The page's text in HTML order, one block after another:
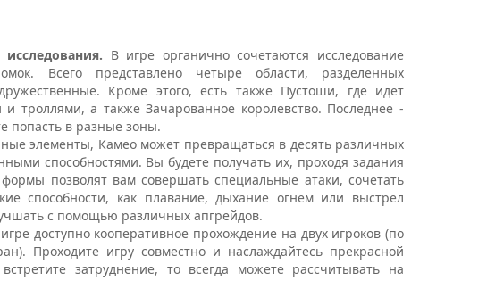
В игре органично сочетаются исследование
Всего представлено четыре области, разделенных
Кроме этого, есть также Пустоши, где идет
троллями, а также Зачарованное королевство. Последнее -
попасть в разные зоны.
элементы, Камео может превращаться в десять различных
способностями. Вы будете получать их, проходя задания
позволят вам совершать специальные атаки, сочетать
способности, как плавание, дыхание огнем или выстрел
с помощью различных апгрейдов.
доступно кооперативное прохождение на двух игроков (по
Проходите игру совместно и наслаждайтесь прекрасной
затруднение, то всегда можете рассчитывать на